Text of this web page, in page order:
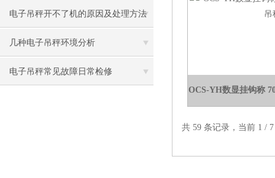
电子吊秤开不了机的原因及处理方法
几种电子吊秤环境分析
电子吊秤常见故障日常检修
OCS-YH数显挂钩称
共 59 条记录，当前 1